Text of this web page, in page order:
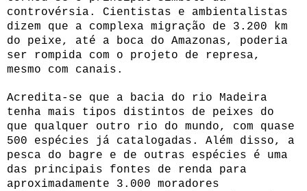
controvérsia. Cientistas e ambientalistas
dizem que a complexa migração de 3.200 km
do peixe, até a boca do Amazonas, poderia
ser rompida com o projeto de represa,
mesmo com canais.
Acredita-se que a bacia do rio Madeira
tenha mais tipos distintos de peixes do
que qualquer outro rio do mundo, com quase
500 espécies já catalogadas. Além disso, a
pesca do bagre e de outras espécies é uma
das principais fontes de renda para
aproximadamente 3.000 moradores